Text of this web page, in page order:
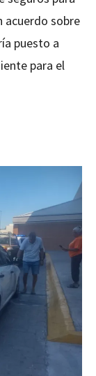
acuerdo sobre
puesto a
para el